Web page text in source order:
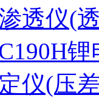
透仪(
仪(压